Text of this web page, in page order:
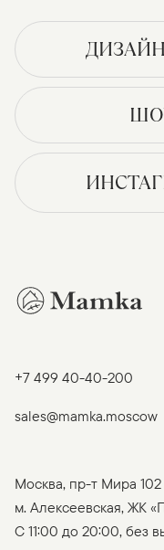
+7 499 40-40-200
sales@mamka.moscow
Москва, пр-т Мира 102
м. Алексеевская, ЖК
C 11:00 до 20:00, без